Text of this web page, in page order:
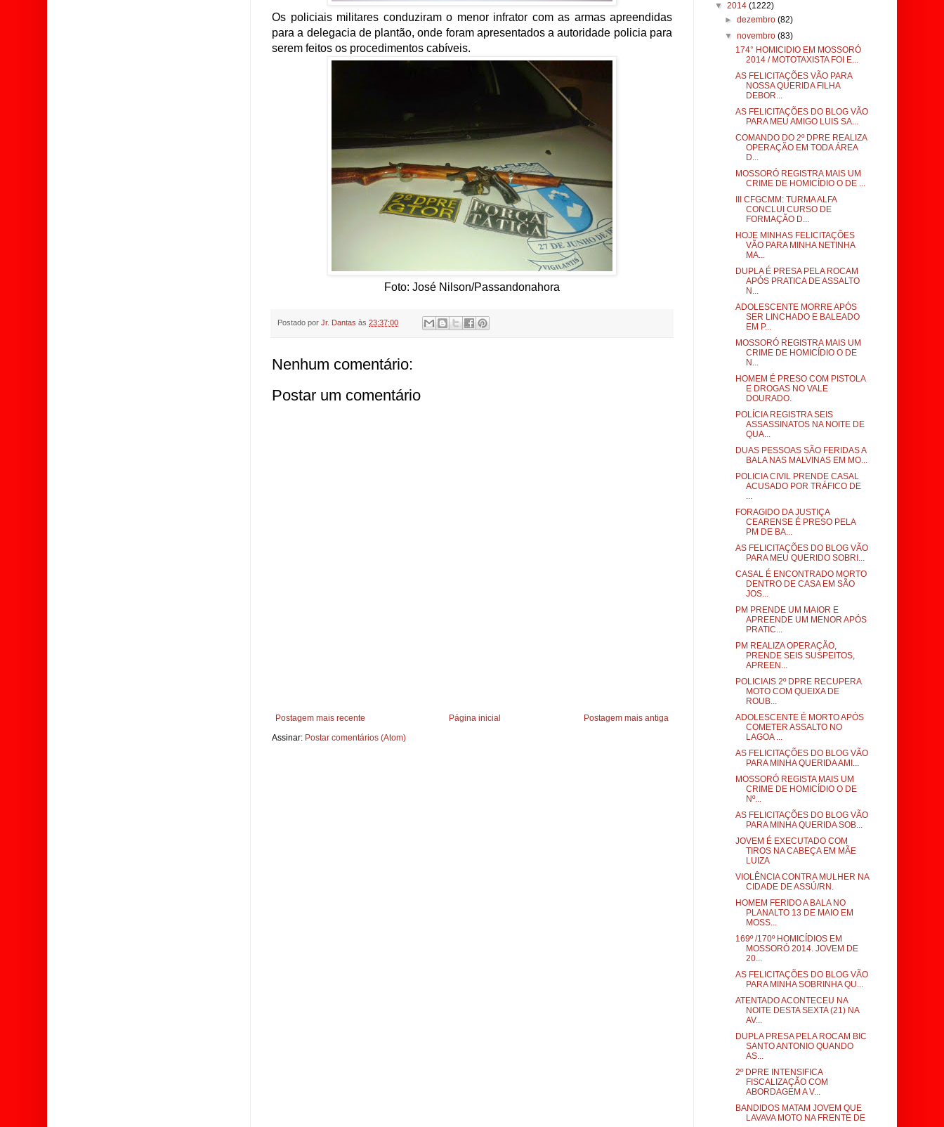
Os policiais militares conduziram o menor infrator com as armas apreendidas
para a delegacia de plantão, onde foram apresentados a autoridade policia para
serem feitos os procedimentos cabíveis.
Foto: José Nilson/Passandonahora
Postado por Jr. Dantas às 23:37:00
Nenhum comentário:
Postar um comentário
Postagem mais recente Postagem mais antiga
Página inicial
Assinar: Postar comentários (Atom)
▼ 2014 (1222)
►dezembro(82)
▼novembro(83)
174° HOMICIDIO EM MOSSORÓ
2014 / MOTOTAXISTA FOI E...
AS FELICITAÇÕES VÃO PARA
NOSSA QUERIDA FILHA
DEBOR...
AS FELICITAÇÕES DO BLOG VÃO
PARA MEU AMIGO LUIS SA...
COMANDO DO 2º DPRE REALIZA
OPERAÇÃO EM TODA ÁREA
D...
MOSSORÓ REGISTRA MAIS UM
CRIME DE HOMICÍDIO O DE ...
III CFGCMM: TURMA ALFA
CONCLUI CURSO DE
FORMAÇÃO D...
HOJE MINHAS FELICITAÇÕES
VÃO PARA MINHA NETINHA
MA...
DUPLA É PRESA PELA ROCAM
APÓS PRATICA DE ASSALTO
N...
ADOLESCENTE MORRE APÓS
SER LINCHADO E BALEADO
EM P...
MOSSORÓ REGISTRA MAIS UM
CRIME DE HOMICÍDIO O DE
N...
HOMEM É PRESO COM PISTOLA
E DROGAS NO VALE
DOURADO.
POLÍCIA REGISTRA SEIS
ASSASSINATOS NA NOITE DE
QUA...
DUAS PESSOAS SÃO FERIDAS A
BALA NAS MALVINAS EM MO...
POLICIA CIVIL PRENDE CASAL
ACUSADO POR TRÁFICO DE
...
FORAGIDO DA JUSTIÇA
CEARENSE É PRESO PELA
PM DE BA...
AS FELICITAÇÕES DO BLOG VÃO
PARA MEU QUERIDO SOBRI...
CASAL É ENCONTRADO MORTO
DENTRO DE CASA EM SÃO
JOS...
PM PRENDE UM MAIOR E
APREENDE UM MENOR APÓS
PRATIC...
PM REALIZA OPERAÇÃO,
PRENDE SEIS SUSPEITOS,
APREEN...
POLICIAIS 2º DPRE RECUPERA
MOTO COM QUEIXA DE
ROUB...
ADOLESCENTE É MORTO APÓS
COMETER ASSALTO NO
LAGOA ...
AS FELICITAÇÕES DO BLOG VÃO
PARA MINHA QUERIDA AMI...
MOSSORÓ REGISTA MAIS UM
CRIME DE HOMICÍDIO O DE
Nº...
AS FELICITAÇÕES DO BLOG VÃO
PARA MINHA QUERIDA SOB...
JOVEM É EXECUTADO COM
TIROS NA CABEÇA EM MÃE
LUIZA
VIOLÊNCIA CONTRA MULHER NA
CIDADE DE ASSÚ/RN.
HOMEM FERIDO A BALA NO
PLANALTO 13 DE MAIO EM
MOSS...
169º /170º HOMICÍDIOS EM
MOSSORÓ 2014. JOVEM DE
20...
AS FELICITAÇÕES DO BLOG VÃO
PARA MINHA SOBRINHA QU...
ATENTADO ACONTECEU NA
NOITE DESTA SEXTA (21) NA
AV...
DUPLA PRESA PELA ROCAM BIC
SANTO ANTONIO QUANDO
AS...
2º DPRE INTENSIFICA
FISCALIZAÇÃO COM
ABORDAGEM A V...
BANDIDOS MATAM JOVEM QUE
LAVAVA MOTO NA FRENTE DE